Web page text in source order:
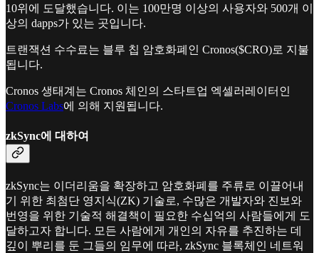
10위에 도달했습니다. 이는 100만명 이상의 사용자와 500개 이
상의 dapps가 있는 곳입니다.
트랜잭션 수수료는 블루 칩 암호화폐인 Cronos($CRO)로 지불
됩니다.
Cronos 생태계는 Cronos 체인의 스타트업 엑셀러레이터인
Cronos Labs에 의해 지원됩니다.
zkSync에 대하여
zkSync는 이더리움을 확장하고 암호화폐를 주류로 이끌어내
기 위한 최첨단 영지식(ZK) 기술로, 수많은 개발자와 진보와
번영을 위한 기술적 해결책이 필요한 수십억의 사람들에게 도
달하고자 합니다. 모든 사람에게 개인의 자유를 추진하는 데
깊이 뿌리를 둔 그들의 임무에 따라, zkSync 블록체인 네트워